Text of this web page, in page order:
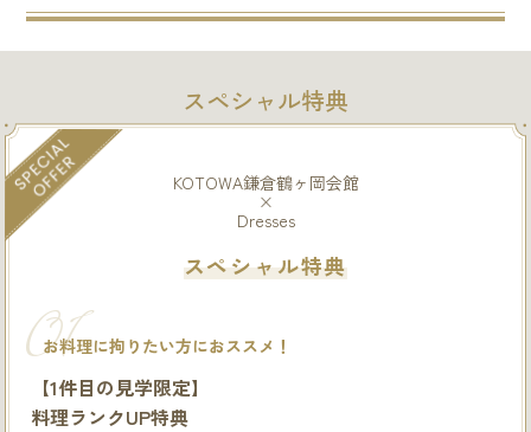
スペシャル特典
KOTOWA鎌倉鶴ヶ岡会館
×
Dresses
スペシャル特典
01
お料理に拘りたい方におススメ！
【1件目の見学限定】
料理ランクUP特典